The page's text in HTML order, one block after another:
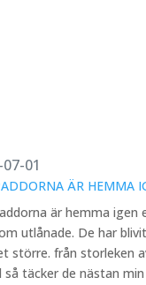
01
ÄR HEMMA
är hemma igen
utlånade. De har blivit
större. från storleken
så täcker de nästan min